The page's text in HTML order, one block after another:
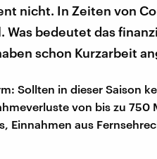
nicht. In Zeiten von
Was bedeutet das
schon Kurzarbeit
Sollten in dieser Saison
von bis zu 750
Einnahmen aus